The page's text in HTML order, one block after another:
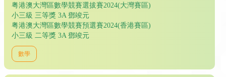
粤港澳大灣區數學競賽選拔賽2024(大灣賽區)
小三級 三等獎 3A 鄧竣元
粤港澳大灣區數學競賽預選賽2024(香港賽區)
小三級 二等獎 3A 鄧竣元
數學